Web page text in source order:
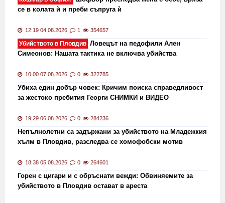
се в колата ѝ и преби съпруга ѝ
12:19 04.08.2026 1 354657
Убийството в Пловдив Ловецът на педофили Ален
Симеонов: Нашата тактика не включва убийства
10:00 07.08.2026 0 322785
Убиха един добър човек: Кричим поиска справедливост
за жестоко пребития Георги СНИМКИ и ВИДЕО
19:29 06.08.2026 0 284236
Непълнолетни са задържани за убийството на Младежкия
хълм в Пловдив, разследва се хомофобски мотив
18:38 05.08.2026 0 264601
Горен с цигари и с обръснати вежди: Обвиняемите за
убийството в Пловдив остават в ареста